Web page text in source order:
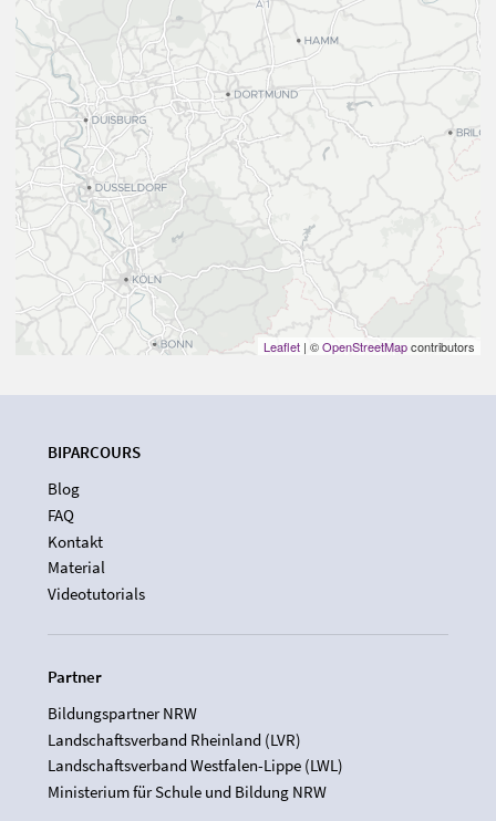
Leaflet | ©OpenStreetMapcontributors
BIPARCOURS
Blog
FAQ
Kontakt
Material
Videotutorials
Partner
Bildungspartner NRW
Landschaftsverband Rheinland (LVR)
Landschaftsverband Westfalen-Lippe (LWL)
Ministerium für Schule und Bildung NRW